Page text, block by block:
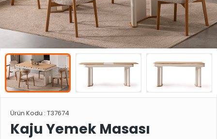
Ürün Kodu : T37674
Kaju Yemek Masası